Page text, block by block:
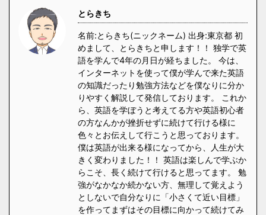
とらきち
名前:とらきち(ニックネーム) 出身:東京都 初
めまして、とらきちと申します！！ 独学で英
語を学んで4年の月日が経ちました。 今は、
インターネットを使って僕が学んで来た英語
の知識だったり勉強方法などを僕なりに分か
りやすく解説して発信しております。 これか
ら、英語を学ぼうと考えてる方や英語初心者
の方なんかが挫折せずに続けて行ける様に
色々とお伝えして行こうと思っております。
僕は英語が出来る様になってから、人生が大
きく変わりました！！ 英語は楽しんで学ぶか
らこそ、長く続けて行けると思ってます。 勉
強がなかなか続かない方、無理して覚えよう
としないで自分なりに「小さくて近い目標」
を作ってまずはその目標に向かって続けてみ